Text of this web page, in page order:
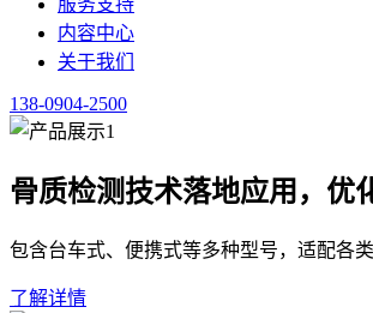
服务支持
内容中心
关于我们
138-0904-2500
骨质检测技术落地应用，优
包含台车式、便携式等多种型号，适配各
了解详情